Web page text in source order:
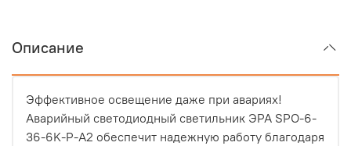
Описание
Эффективное освещение даже при авариях!
Аварийный светодиодный светильник ЭРА SPO-6-
36-6K-P-A2 обеспечит надежную работу благодаря